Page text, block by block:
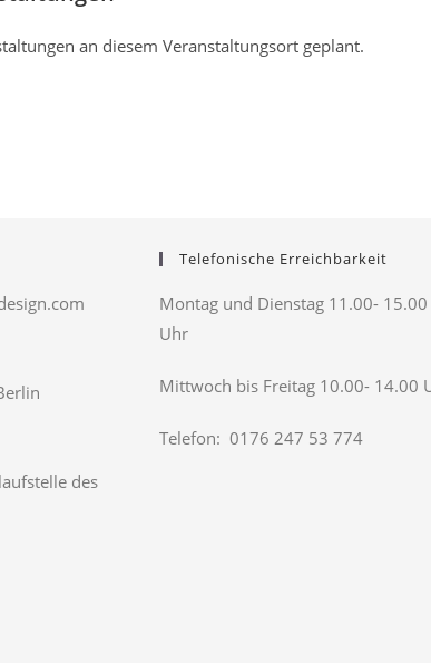
an diesem Veranstaltungsort geplant.
des
Telefonische Erreichbarkeit
Montag und Dienstag 11.00- 15.00
Uhr
Mittwoch bis Freitag 10.00- 14.00
Telefon: 0176 247 53 774